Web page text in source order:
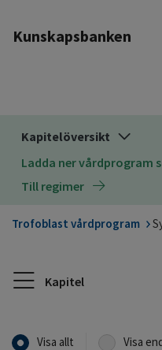
Kunskapsbanken
Kapitelöversikt
Ladda ner vårdprogram
Till regimer
Trofoblast vårdprogram
Kapitel
Visa allt Visa